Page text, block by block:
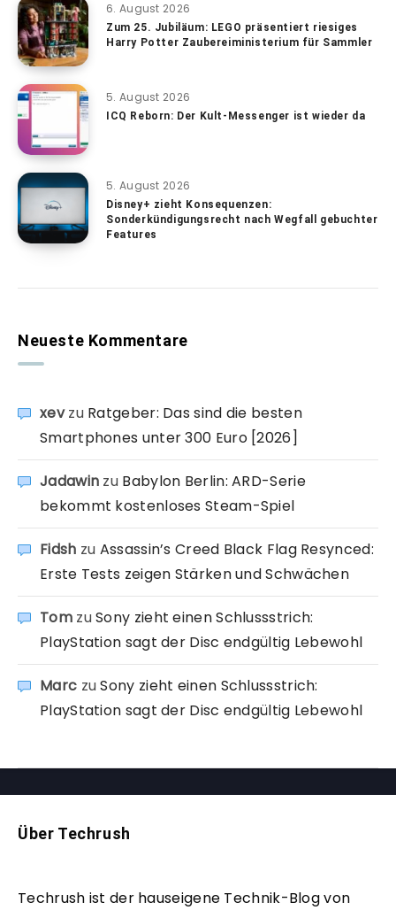
6. August 2026
Zum 25. Jubiläum: LEGO präsentiert riesiges
Harry Potter Zaubereiministerium für Sammler
5. August 2026
ICQ Reborn: Der Kult-Messenger ist wieder da
5. August 2026
Disney+ zieht Konsequenzen:
Sonderkündigungsrecht nach Wegfall gebuchter
Features
Neueste Kommentare
xevzu Ratgeber: Das sind die besten
Smartphones unter 300 Euro [2026]
Jadawin zu Babylon Berlin: ARD-Serie
bekommt kostenloses Steam-Spiel
Fidsh zu Assassin’s Creed Black Flag Resynced:
Erste Tests zeigen Stärken und Schwächen
TomzuSony zieht einen Schlussstrich:
PlayStation sagt der Disc endgültig Lebewohl
Marc zuSony zieht einen Schlussstrich:
PlayStation sagt der Disc endgültig Lebewohl
Über Techrush
Techrush ist der hauseigene Technik-Blog von